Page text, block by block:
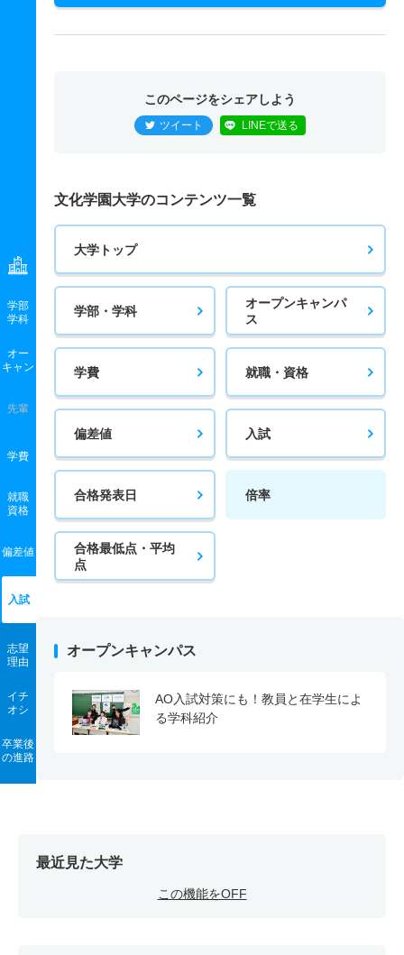
学部
学科
オー
キャン
先輩
学費
就職
資格
偏差値
入試
志望
理由
イチ
オシ
卒業後
の進路
－ 56人 非公表 56人
このページをシェアしよう
ツイート LINEで送る
文化学園大学のコンテンツ一覧
大学トップ
学部・学科
オープンキャンパ
ス
学費 就職・資格
偏差値 入試
合格発表日 倍率
合格最低点・平均
点
オープンキャンパス
AO入試対策にも！教員と在学生によ
る学科紹介
最近見た大学
この機能をOFF